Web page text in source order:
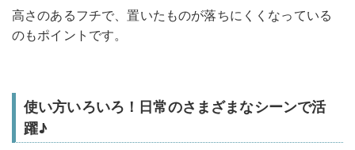
高さのあるフチで、置いたものが落ちにくくなっている
のもポイントです。
使い方いろいろ！日常のさまざまなシーンで活
躍♪